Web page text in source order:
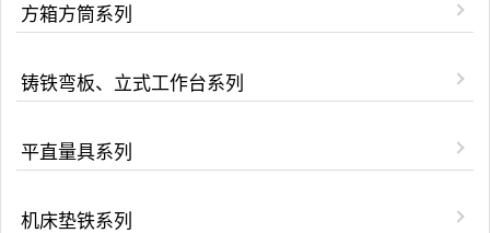
方箱方筒系列
铸铁弯板、立式工作台系列
平直量具系列
机床垫铁系列